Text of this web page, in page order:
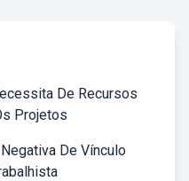
De Recursos
Projetos
De Vínculo